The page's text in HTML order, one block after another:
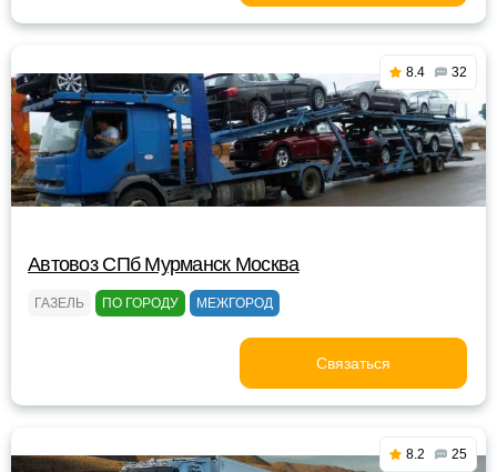
8.4 32
Автовоз СПб Мурманск Москва
ГАЗЕЛЬ ПО ГОРОДУ МЕЖГОРОД
Связаться
8.2 25